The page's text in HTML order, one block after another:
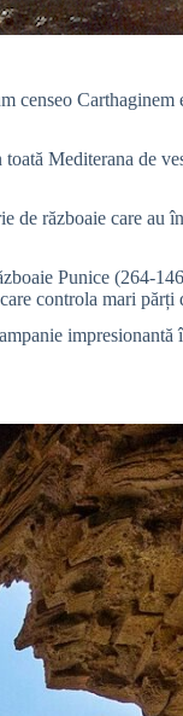
Carthaginem
Mediterana de
de războaie care au
Punice (264-
controla mari